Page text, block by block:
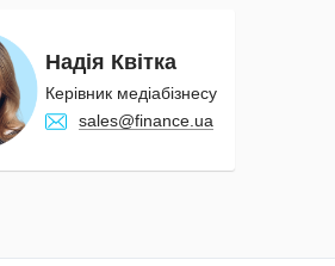
Надія Квітка
Керівник медіабізнесу
sales@finance.ua